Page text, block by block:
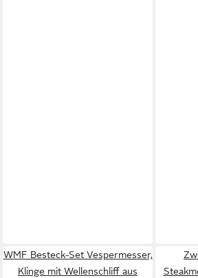
WMF Besteck-Set Vespermesser,
Klinge mit Wellenschliff aus